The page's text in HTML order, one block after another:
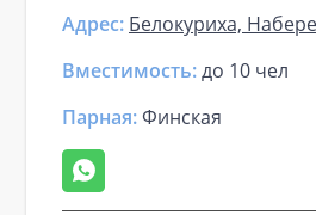
Адрес: Белокуриха,
Вместимость:до 10 чел
Парная:Финская